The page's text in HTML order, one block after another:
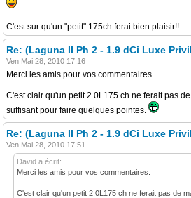
C'est sur qu'un "petit" 175ch ferai bien plaisir!!
Re: (Laguna II Ph 2 - 1.9 dCi Luxe
Ven Mai 28, 2010 17:16
Merci les amis pour vos commentaires.
C'est clair qu'un petit 2.0L175 ch ne ferait pas
suffisant pour faire quelques pointes.
Re: (Laguna II Ph 2 - 1.9 dCi Luxe
Ven Mai 28, 2010 17:51
David a écrit:
Merci les amis pour vos commentaires.
C'est clair qu'un petit 2.0L175 ch ne ferait pas de